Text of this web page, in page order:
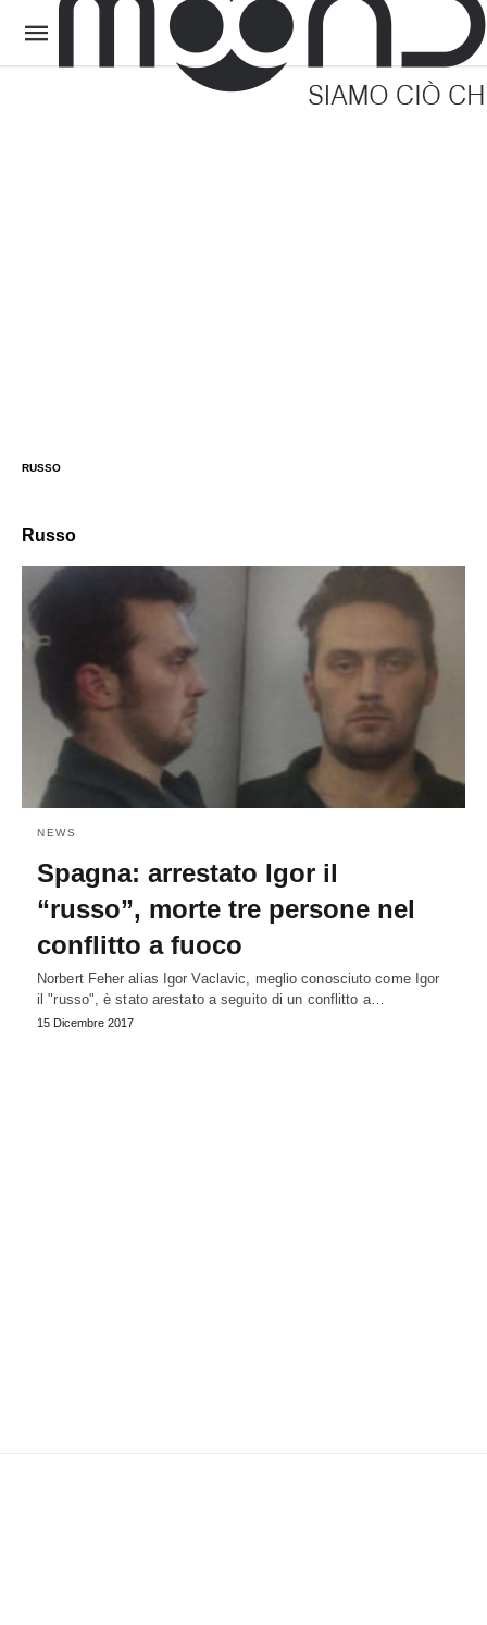
RUSSO
Russo
NEWS
Spagna: arrestato Igor il
“russo”, morte tre persone nel
conflitto a fuoco
Norbert Feher alias Igor Vaclavic, meglio conosciuto come Igor
il "russo", è stato arestato a seguito di un conflitto a…
15 Dicembre 2017